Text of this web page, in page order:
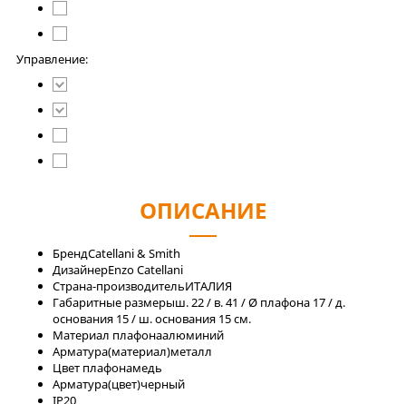
Управление:
ОПИСАНИЕ
БрендCatellani & Smith
ДизайнерEnzo Catellani
Страна-производительИТАЛИЯ
Габаритные размерыш. 22 / в. 41 / Ø плафона 17 / д.
основания 15 / ш. основания 15 см.
Материал плафонаалюминий
Арматура(материал)металл
Цвет плафонамедь
Арматура(цвет)черный
IP20